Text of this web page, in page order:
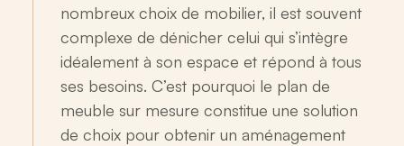
nombreux choix de mobilier, il est souvent
complexe de dénicher celui qui s’intègre
idéalement à son espace et répond à tous
ses besoins. C’est pourquoi le plan de
meuble sur mesure constitue une solution
de choix pour obtenir un aménagement